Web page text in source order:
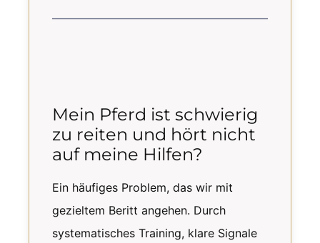
Mein Pferd ist schwierig
zu reiten und hört nicht
auf meine Hilfen?
Ein häufiges Problem, das wir mit
gezieltem Beritt angehen. Durch
systematisches Training, klare Signale